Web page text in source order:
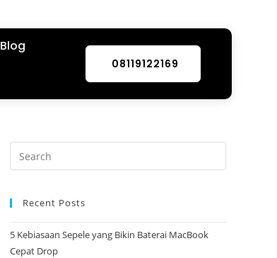
Blog
08119122169
Recent Posts
5 Kebiasaan Sepele yang Bikin Baterai MacBook
Cepat Drop